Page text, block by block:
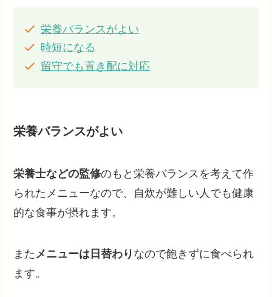
栄養バランスがよい
時短になる
留守でも置き配に対応
栄養バランスがよい
栄養士などの監修のもと栄養バランスを考えて作
られたメニューなので、自炊が難しい人でも健康
的な食事が摂れます。
また メニューは日替わり なので飽きずに食べられ
ます。